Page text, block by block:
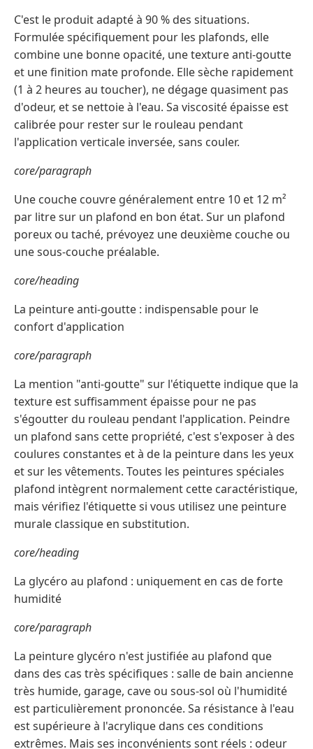
C'est le produit adapté à 90 % des situations.
Formulée spécifiquement pour les plafonds, elle
combine une bonne opacité, une texture anti-goutte
et une finition mate profonde. Elle sèche rapidement
(1 à 2 heures au toucher), ne dégage quasiment pas
d'odeur, et se nettoie à l'eau. Sa viscosité épaisse est
calibrée pour rester sur le rouleau pendant
l'application verticale inversée, sans couler.
core/paragraph
Une couche couvre généralement entre 10 et 12 m²
par litre sur un plafond en bon état. Sur un plafond
poreux ou taché, prévoyez une deuxième couche ou
une sous-couche préalable.
core/heading
La peinture anti-goutte : indispensable pour le
confort d'application
core/paragraph
La mention "anti-goutte" sur l'étiquette indique que la
texture est suffisamment épaisse pour ne pas
s'égoutter du rouleau pendant l'application. Peindre
un plafond sans cette propriété, c'est s'exposer à des
coulures constantes et à de la peinture dans les yeux
et sur les vêtements. Toutes les peintures spéciales
plafond intègrent normalement cette caractéristique,
mais vérifiez l'étiquette si vous utilisez une peinture
murale classique en substitution.
core/heading
La glycéro au plafond : uniquement en cas de forte
humidité
core/paragraph
La peinture glycéro n'est justifiée au plafond que
dans des cas très spécifiques : salle de bain ancienne
très humide, garage, cave ou sous-sol où l'humidité
est particulièrement prononcée. Sa résistance à l'eau
est supérieure à l'acrylique dans ces conditions
extrêmes. Mais ses inconvénients sont réels : odeur